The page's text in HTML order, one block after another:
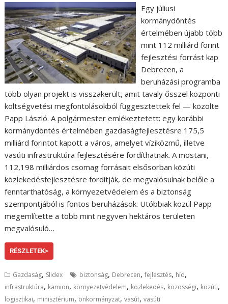
Egy júliusi
kormánydöntés
értelmében újabb több
mint 112 milliárd forint
fejlesztési forrást kap
Debrecen, a
beruházási programba
több olyan projekt is visszakerült, amit tavaly ősszel központi
költségvetési megfontolásokból függesztettek fel — közölte
Papp László. A polgármester emlékeztetett: egy korábbi
kormánydöntés értelmében gazdaságfejlesztésre 175,5
milliárd forintot kapott a város, amelyet víziközmű, illetve
vasúti infrastruktúra fejlesztésére fordíthatnak. A mostani,
112,198 milliárdos csomag forrásait elsősorban közúti
közlekedésfejlesztésre fordítják, de megvalósulnak belőle a
fenntarthatóság, a környezetvédelem és a biztonság
szempontjából is fontos beruházások. Utóbbiak közül Papp
megemlítette a több mint negyven hektáros területen
megvalósuló…
RÉSZLETEK>
Gazdaság, Slidex biztonság, Debrecen,fejlesztés, híd,
infrastruktúra, kamion, környezetvédelem, közlekedés, közösségi, közúti,
logisztikai, minisztérium, önkormányzat,vasút,vasúti